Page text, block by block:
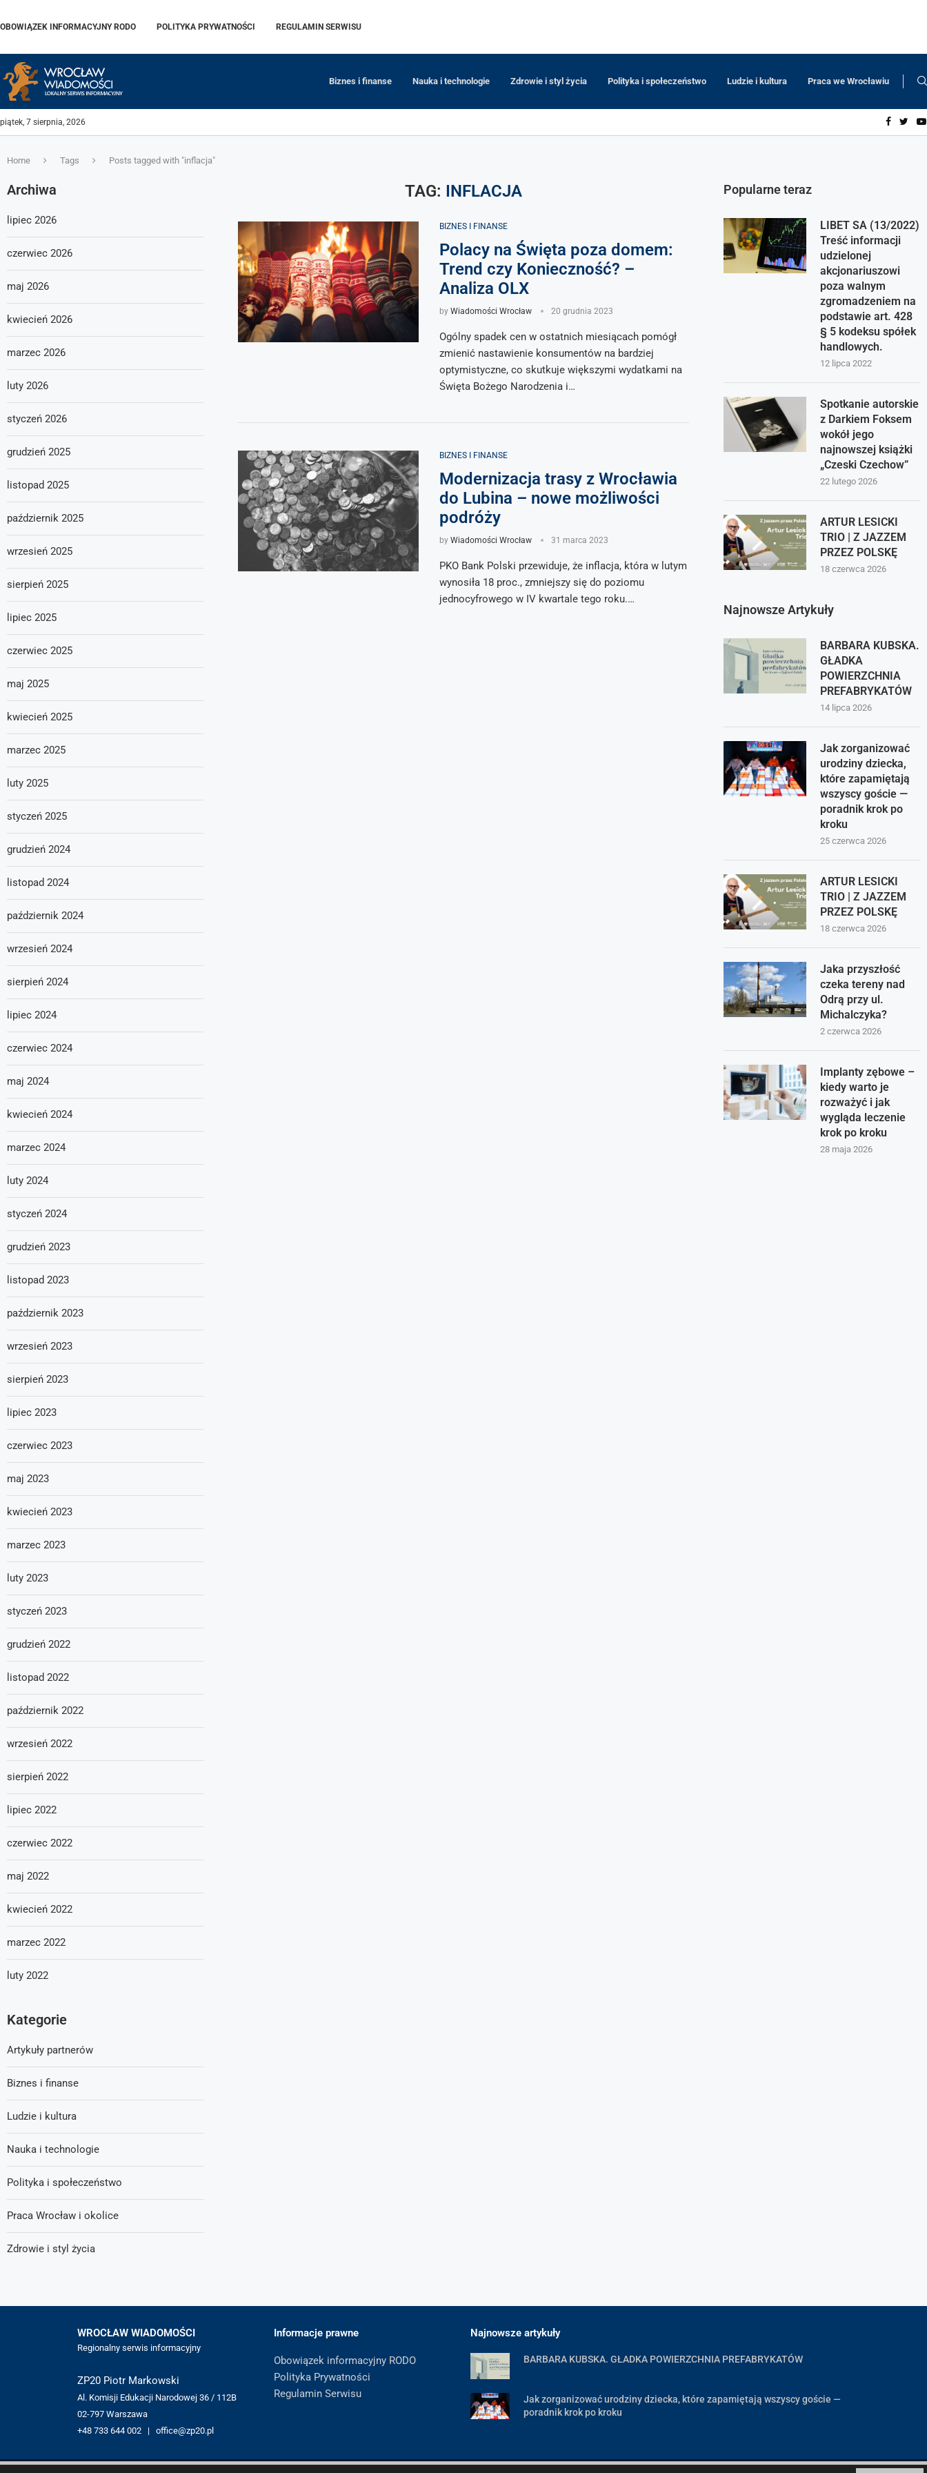
OBOWIĄZEK INFORMACYJNY RODO POLITYKA PRYWATNOŚCI REGULAMIN SERWISU
Biznes i finanse Nauka i technologie Zdrowie i styl życia Polityka i społeczeństwo Ludzie i kultura Praca we Wrocławiu
piątek, 7 sierpnia, 2026
Home Tags Posts tagged with "inflacja"
TAG: INFLACJA
BIZNES I FINANSE
Polacy na Święta poza domem:
Trend czy Konieczność? –
Analiza OLX
by Wiadomości Wrocław 20 grudnia 2023
Ogólny spadek cen w ostatnich miesiącach pomógł
zmienić nastawienie konsumentów na bardziej
optymistyczne, co skutkuje większymi wydatkami na
Święta Bożego Narodzenia i…
BIZNES I FINANSE
Modernizacja trasy z Wrocławia
do Lubina – nowe możliwości
podróży
by Wiadomości Wrocław 31 marca 2023
PKO Bank Polski przewiduje, że inflacja, która w lutym
wynosiła 18 proc., zmniejszy się do poziomu
jednocyfrowego w IV kwartale tego roku.…
Popularne teraz
LIBET SA (13/2022)
Treść informacji
udzielonej
akcjonariuszowi
poza walnym
zgromadzeniem na
podstawie art. 428
§ 5 kodeksu spółek
handlowych.
12 lipca 2022
Spotkanie autorskie
z Darkiem Foksem
wokół jego
najnowszej książki
„Czeski Czechow”
22 lutego 2026
ARTUR LESICKI
TRIO | Z JAZZEM
PRZEZ POLSKĘ
18 czerwca 2026
Najnowsze Artykuły
BARBARA KUBSKA.
GŁADKA
POWIERZCHNIA
PREFABRYKATÓW
14 lipca 2026
Jak zorganizować
urodziny dziecka,
które zapamiętają
wszyscy goście —
poradnik krok po
kroku
25 czerwca 2026
ARTUR LESICKI
TRIO | Z JAZZEM
PRZEZ POLSKĘ
18 czerwca 2026
Jaka przyszłość
czeka tereny nad
Odrą przy ul.
Michalczyka?
2 czerwca 2026
Implanty zębowe –
kiedy warto je
rozważyć i jak
wygląda leczenie
krok po kroku
28 maja 2026
Archiwa
lipiec 2026
czerwiec 2026
maj 2026
kwiecień 2026
marzec 2026
luty 2026
styczeń 2026
grudzień 2025
listopad 2025
październik 2025
wrzesień 2025
sierpień 2025
lipiec 2025
czerwiec 2025
maj 2025
kwiecień 2025
marzec 2025
luty 2025
styczeń 2025
grudzień 2024
listopad 2024
październik 2024
wrzesień 2024
sierpień 2024
lipiec 2024
czerwiec 2024
maj 2024
kwiecień 2024
marzec 2024
luty 2024
styczeń 2024
grudzień 2023
listopad 2023
październik 2023
wrzesień 2023
sierpień 2023
lipiec 2023
czerwiec 2023
maj 2023
kwiecień 2023
marzec 2023
luty 2023
styczeń 2023
grudzień 2022
listopad 2022
październik 2022
wrzesień 2022
sierpień 2022
lipiec 2022
czerwiec 2022
maj 2022
kwiecień 2022
marzec 2022
luty 2022
Kategorie
Artykuły partnerów
Biznes i finanse
Ludzie i kultura
Nauka i technologie
Polityka i społeczeństwo
Praca Wrocław i okolice
Zdrowie i styl życia
WROCŁAW WIADOMOŚCI
Regionalny serwis informacyjny
ZP20 Piotr Markowski
Al. Komisji Edukacji Narodowej 36 / 112B
02-797 Warszawa
+48 733 644 002 | office@zp20.pl
Informacje prawne
Obowiązek informacyjny RODO
Polityka Prywatności
Regulamin Serwisu
Najnowsze artykuły
BARBARA KUBSKA. GŁADKA POWIERZCHNIA PREFABRYKATÓW
Jak zorganizować urodziny dziecka, które zapamiętają wszyscy goście —
poradnik krok po kroku